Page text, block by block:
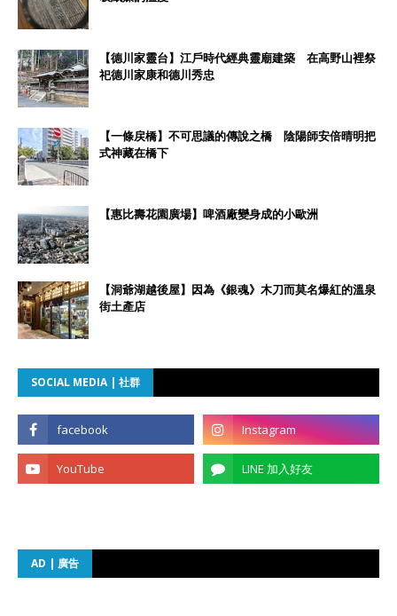
【德川家靈台】江戶時代經典靈廟建築 在高野山裡祭
祀德川家康和德川秀忠
【一條戻橋】不可思議的傳說之橋 陰陽師安倍晴明把
式神藏在橋下
【惠比壽花園廣場】啤酒廠變身成的小歐洲
【洞爺湖越後屋】因為《銀魂》木刀而莫名爆紅的溫泉
街土產店
SOCIAL MEDIA | 社群
AD | 廣告